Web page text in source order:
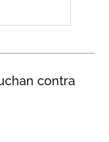
contra